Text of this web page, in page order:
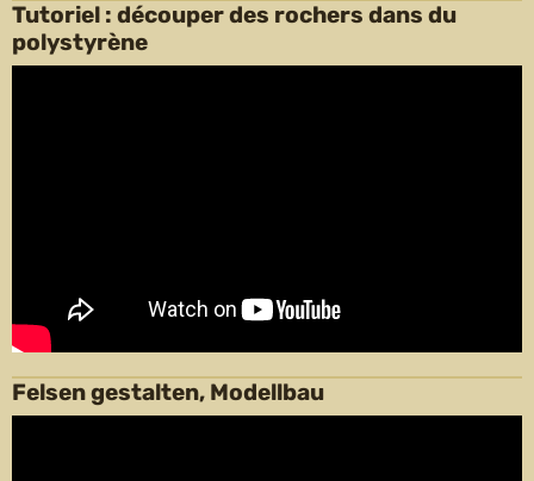
Tutoriel : découper des rochers dans du
polystyrène
Felsen gestalten, Modellbau